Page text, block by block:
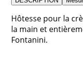
Hôtesse pour la
la main et
Fontanini.